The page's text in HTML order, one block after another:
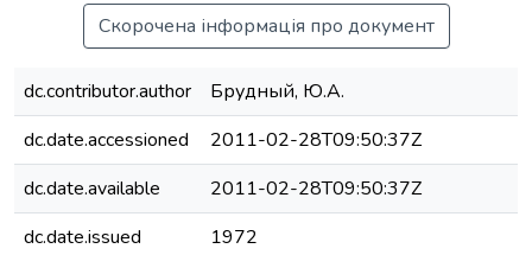
Скорочена інформація про документ
dc.contributor.author
Брудный, Ю.А.
dc.date.accessioned
2011-02-28T09:50:37Z
dc.date.available
2011-02-28T09:50:37Z
dc.date.issued
1972